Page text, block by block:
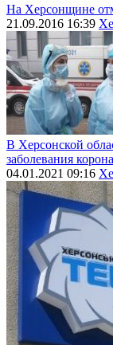
На Херсонщине
21.09.2016 16:39
В Херсонской
заболевания
04.01.2021 09:16